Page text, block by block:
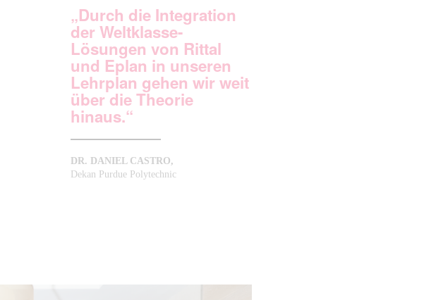
„Durch die Integration
der Weltklasse-
Lösungen von Rittal
und Eplan in unseren
Lehrplan gehen wir weit
über die Theorie
hinaus.“
DR. DANIEL CASTRO,
Dekan Purdue Polytechnic